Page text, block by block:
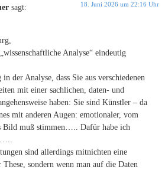
sagt: 18. Juni 2026 um 22:16 Uhr
Analyse“ eindeutig
der Analyse, dass Sie aus verschiedenen
mit einer sachlichen, daten- und
haben: Sie sind Künstler – da
mit anderen Augen: emotionaler, vom
Bild muß stimmen….. Dafür habe ich
sind allerdings mitnichten eine
sondern wenn man auf die Daten